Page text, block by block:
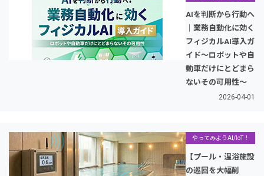
AIを判断から行動へ
｜業務自動化に効く
フィジカルAI導入ガ
イド～ロボットや自
動車だけにとどまら
ないその可用性～
2026-04-01
やってみようAI/IoT！
【プール・温浴施設
の巡回を大幅削